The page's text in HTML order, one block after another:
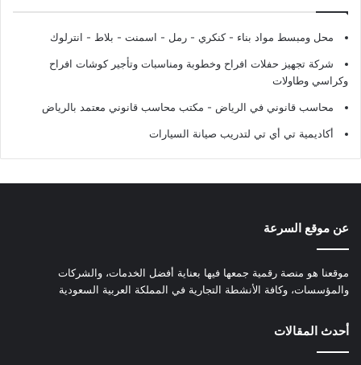
محل ومبسط مواد بناء - كنكري - رمل - اسمنت - بلاط - انترلوك
شركة تجهيز حفلات افراح وخطوبة ومناسبات وتأجير كوشات افراح
وكراسي وطاولات
محاسب قانوني في الرياض - مكتب محاسب قانوني معتمد بالرياض
أكاديمية تي أي تي لتدريب صيانة السيارات
عن موقع السرعة
موقعنا هو منصة رقمية جمعها فيها بعناية أفضل الخدمات، والشركات
والمؤسسات، وكافة الأنشطة التجارية في المملكة العربية السعودية
أحدث المقالات